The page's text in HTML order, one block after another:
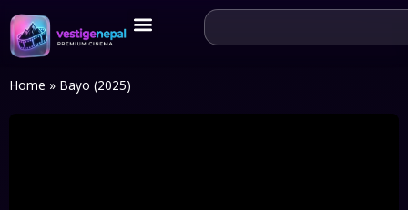
Home » Bayo (2025)